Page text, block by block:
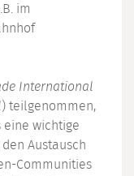
im
International
) teilgenommen,
eine wichtige
Austausch
Communities